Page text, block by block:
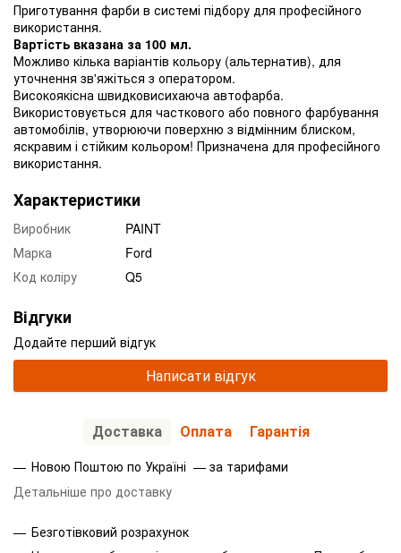
Приготування фарби в системі підбору для професійного
використання.
Вартість вказана за 100 мл.
Можливо кілька варіантів кольору (альтернатив), для
уточнення зв'яжіться з оператором.
Високоякісна швидковисихаюча автофарба.
Використовується для часткового або повного фарбування
автомобілів, утворюючи поверхню з відмінним блиском,
яскравим і стійким кольором! Призначена для професійного
використання.
Характеристики
Виробник
PAINT
Марка
Ford
Код коліру
Q5
Відгуки
Додайте перший відгук
Написати відгук
Доставка Оплата Гарантія
Новою Поштою по Україні — за тарифами
Детальніше про доставку
Безготівковий розрахунок